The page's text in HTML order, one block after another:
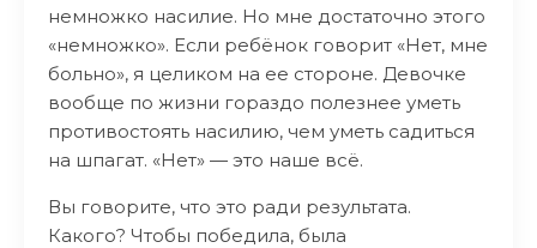
немножко насилие. Но мне достаточно этого
«немножко». Если ребёнок говорит «Нет, мне
больно», я целиком на ее стороне. Девочке
вообще по жизни гораздо полезнее уметь
противостоять насилию, чем уметь садиться
на шпагат. «Нет» — это наше всё.
Вы говорите, что это ради результата.
Какого? Чтобы победила, была